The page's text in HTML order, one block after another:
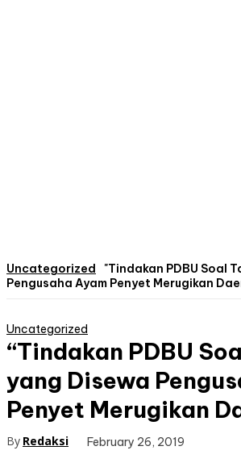
Uncategorized
"Tindakan PDBU Soal
Pengusaha Ayam Penyet Merugikan
Uncategorized
“Tindakan PDBU
yang Disewa
Penyet Merugikan
By Redaksi February 26, 2019